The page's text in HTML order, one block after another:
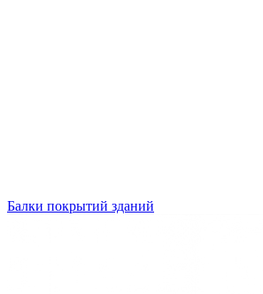
Балки покрытий зданий